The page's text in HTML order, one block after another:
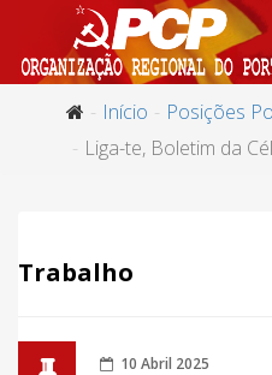
Início Posições
Liga-te, Boletim da
Trabalho
10 Abril 2025